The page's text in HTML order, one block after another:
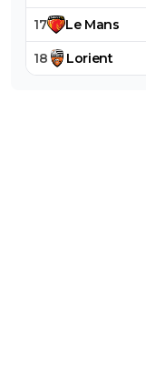
17 Le Mans
18 Lorient